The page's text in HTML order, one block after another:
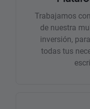
Trabajamos
de nuestra
inversión,
todas tus